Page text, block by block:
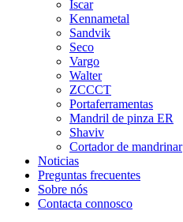
Íscar
Kennametal
Sandvik
Seco
Vargo
Walter
ZCCCT
Portaferramentas
Mandril de pinza ER
Shaviv
Cortador de mandrinar
Noticias
Preguntas frecuentes
Sobre nós
Contacta connosco